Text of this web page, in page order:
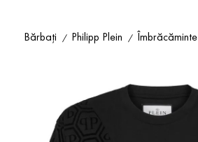
Bărbați Philipp Plein Îmbrăcăminte